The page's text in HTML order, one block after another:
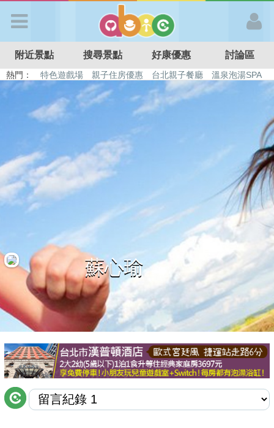
APP登入
首 頁
搜尋景點
好康優惠
最新留言
商家合作
推薦景點
討論區
聯絡我們
附近景點 搜尋景點 好康優惠 討論區
熱門： 特色遊戲場 親子住房優惠 台北親子餐廳
溫泉泡湯SPA
溜滑梯民宿
觀光工廠 日本親子景點
蘇心瑜